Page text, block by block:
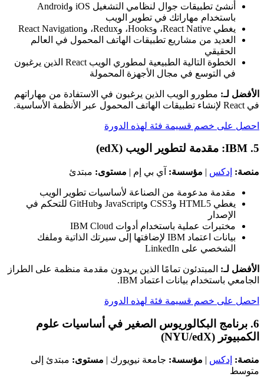
أنشئ تطبيقات جوال لنظامي التشغيل iOS وAndroid
باستخدام مهاراتك في تطوير الويب
يغطي React Native، وHooks، وRedux، وReact Navigation
العديد من مشاريع تطبيقات الهاتف المحمول في العالم
الحقيقي
الخطوة التالية الطبيعية لمطوري الويب React الذين يرغبون
في التوسع في مجال الأجهزة المحمولة
الأفضل لـ: مطورو الويب الذين يرغبون في الاستفادة من مهاراتهم
في React لإنشاء تطبيقات الهاتف المحمول عبر الأنظمة الأساسية.
احصل على خصم قسيمة فئة لهذه الدورة
5. IBM: مقدمة لتطوير الويب (edX)
منصة: إدكس | مؤسسة: آي بي إم | مستوى: مبتدئ
مقدمة مدعومة من الصناعة لأساسيات تطوير الويب
يغطي HTML5 وCSS3 وJavaScript وGitHub للتحكم في
الإصدار
مختبرات عملية باستخدام أدوات IBM Cloud
بيانات اعتماد IBM لإضافتها إلى سيرتك الذاتية وملفك
الشخصي على LinkedIn
الأفضل لـ: المبتدئون تمامًا الذين يريدون مقدمة منظمة على الطراز
الجامعي باستخدام بيانات اعتماد IBM.
احصل على خصم قسيمة فئة لهذه الدورة
6. برنامج البكالوريوس الصغير في أساسيات علوم
الكمبيوتر (NYU/edX)
منصة: إدكس | مؤسسة: جامعة نيويورك | مستوى: مبتدئ إلى
متوسط